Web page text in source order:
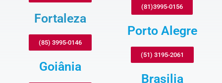
Fortaleza
(85) 3995-0146
Goiânia
(81)3995-0156
Porto Alegre
(51) 3195-2061
Brasilia